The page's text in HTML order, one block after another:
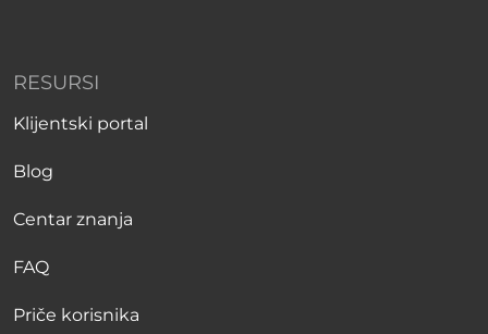
RESURSI
Klijentski portal
Blog
Centar znanja
FAQ
Priče korisnika